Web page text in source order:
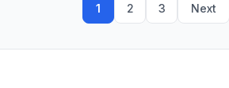
1 2 3 Next